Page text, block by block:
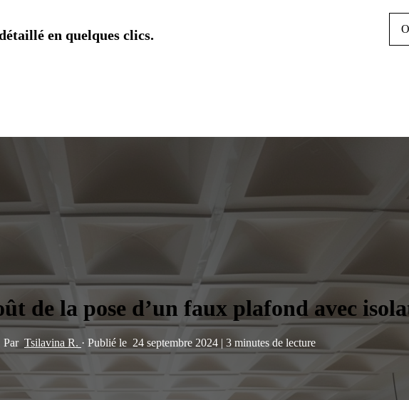
en quelques clics.
de la pose d’un faux plafond avec
Par Tsilavina R. · Publié le 24 septembre 2024 | 3 minutes de lecture